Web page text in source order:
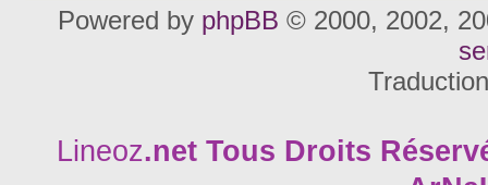
Powered by phpBB © 2000, 2002,
Lineoz.net Tous Droits